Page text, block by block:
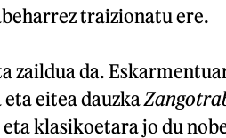
traizionatu ere.
zaildua da.
eitea dauzka
klasikoetara jo du